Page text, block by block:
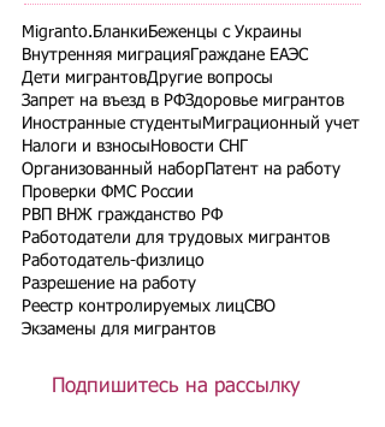
Migranto.Бланки Беженцы с Украины
Внутренняя миграция Граждане ЕАЭС
Дети мигрантовДругие вопросы
Запрет на въезд в РФЗдоровье мигрантов
Иностранные студенты Миграционный учет
Налоги и взносы Новости СНГ
Организованный набор Патент на работу
Проверки ФМС России
РВП ВНЖ гражданство РФ
Работодатели для трудовых мигрантов
Работодатель-физлицо
Разрешение на работу
Реестр контролируемых лицСВО
Экзамены для мигрантов
Подпишитесь на рассылку